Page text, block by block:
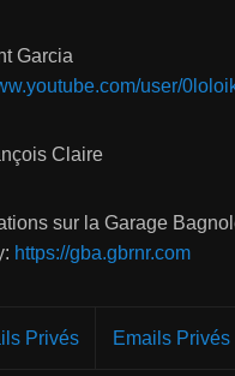
Garcia
user/
Claire
sur la Garage
https://gba.gbrnr.com
Emails Privés